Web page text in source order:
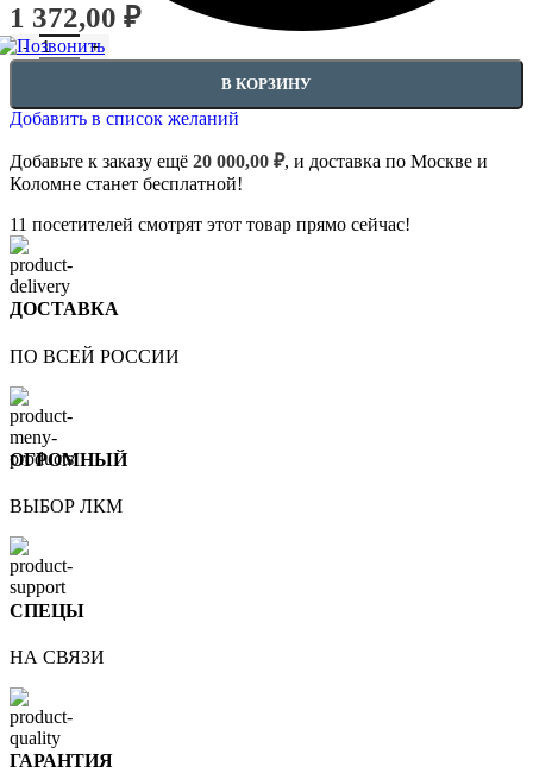
1 372,00 ₽
Количество товара Угловые элемент - 1.52.302
В КОРЗИНУ
Добавить в список желаний
Добавьте к заказу ещё 20 000,00 ₽, и доставка по Москве и
Коломне станет бесплатной!
11 посетителей смотрят этот товар прямо сейчас!
ДОСТАВКА
ПО ВСЕЙ РОССИИ
ОГРОМНЫЙ
ВЫБОР ЛКМ
СПЕЦЫ
НА СВЯЗИ
ГАРАНТИЯ